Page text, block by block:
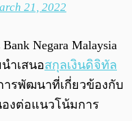
21, 2022
Negara Malaysia
ำเสนอสกุลเงินดิจิทัล
ารพัฒนาที่เกี่ยวข้องกับ
งต่อแนวโน้มการ